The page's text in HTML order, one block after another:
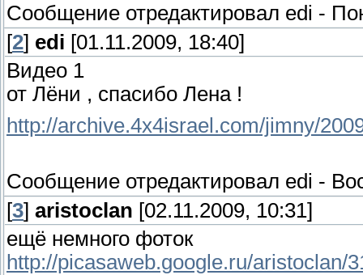
Сообщение отредактировал edi -
[2] edi [01.11.2009, 18:40]
Видео 1
от Лёни , спасибо Лена !
http://archive.4x4israel.com/jimny/
Сообщение отредактировал edi -
[3] aristoclan [02.11.2009, 10:31]
ещё немного фоток
http://picasaweb.google.ru/aristoclan/